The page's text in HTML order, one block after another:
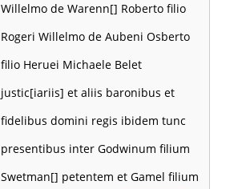
Willelmo de Warenn[] Roberto filio
Rogeri Willelmo de Aubeni Osberto
filio Heruei Michaele Belet
justic[iariis] et aliis baronibus et
fidelibus domini regis ibidem tunc
presentibus inter Godwinum filium
Swetman[] petentem et Gamel filium